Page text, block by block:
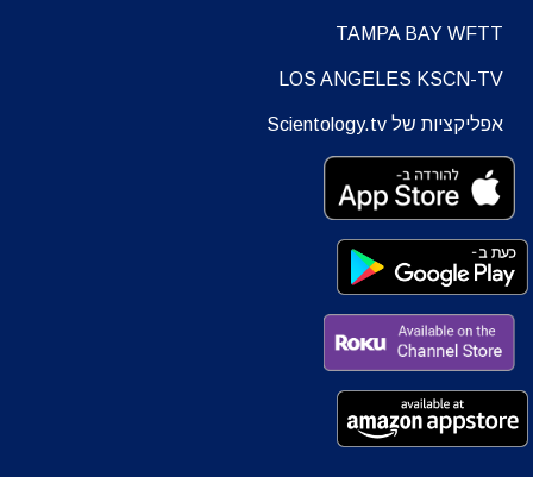
TAMPA BAY WFTT
LOS ANGELES KSCN-TV
אפליקציות של Scientology.tv